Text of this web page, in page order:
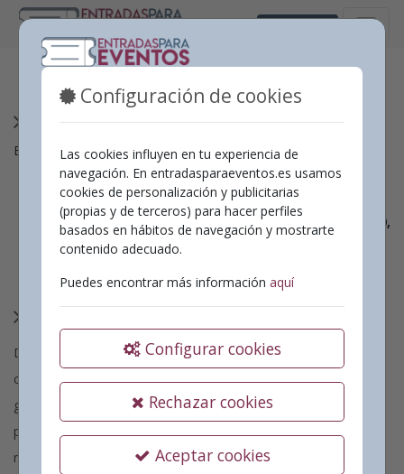
Configuración de cookies
Las cookies influyen en tu experiencia de
navegación. En entradasparaeventos.es usamos
cookies de personalización y publicitarias
(propias y de terceros) para hacer perfiles
basados en hábitos de navegación y mostrarte
contenido adecuado.
Puedes encontrar más información aquí
Configurar cookies
Rechazar cookies
Aceptar cookies
Castellano
Política de Privacidad
RESPONSABLE DEL TRATAMIENTO
El Responsable del Tratamiento es:
SOLUNTEC PROYECTOS Y SOLUCIONES TIC S.L.
NIF/CIF:B98568900
Domicilio: C/ Músico Vert, 12, Entresuelo, 46870,
Ontinyent (VALENCIA)
Correo electrónico:info@soluntec.es
Sitio Web:https://soluntec.es
Principios de privacidad
Desde SOLUNTEC PROYECTOS Y SOLUCIONES TIC , S.L. nos
comprometemos contigo atrabajar continuamente para
garantizar la privacidad en el tratamiento de tus datos
personales, y para ofrecerte en cada momento la información
más completa y clara que podamos. Te animamos a leer